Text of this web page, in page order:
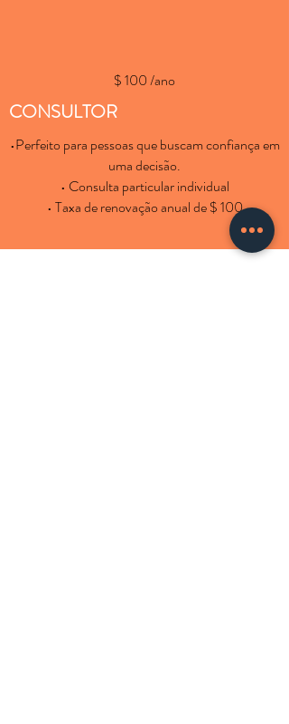
$ 100 /ano
CONSULTOR
•Perfeito para pessoas que buscam confiança em
uma decisão.
• Consulta particular individual
• Taxa de renovação anual de $ 100